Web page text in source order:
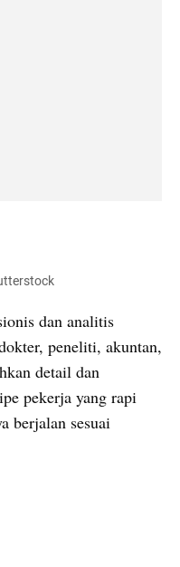
dan analitis
peneliti, akuntan,
detail dan
pekerja yang rapi
berjalan sesuai